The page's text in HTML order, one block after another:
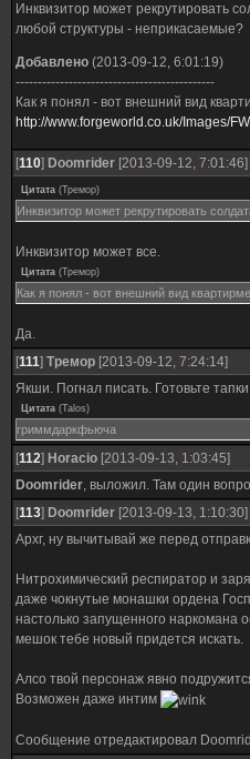
Инквизитор может рекрутировать
любой структуры - неприкасаемые?
Добавлено (2013-09-12, 6:01:19)
---------------------------------------------
Как я понял - вот внешний вид
http://www.forgeworld.co.uk/Images/
[110] Doomrider [2013-09-12, 7:01:46]
Цитата (Тремор)
Инквизитор может рекрутировать
Инквизитор может все.
Цитата (Тремор)
Как я понял - вот внешний вид
Да.
[111] Тремор [2013-09-12, 7:24:14]
Якши. Погнал писать. Готовьте
Цитата (Talos)
гриммдаркфьюча
[112] Horacio [2013-09-13, 1:03:45]
Doomrider, выложил. Там один
[113] Doomrider [2013-09-13, 1:10:30]
Архг, ну вычитывай же перед
Нитрохимический респиратор и
даже чокнутые монашки ордена
настолько запущенного наркомана
мешок тебе новый придется искать.
Алсо твой персонаж явно
Возможен даже интим
Сообщение отредактировал